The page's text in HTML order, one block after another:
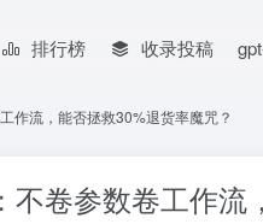
排行榜 收录投稿
作流，能否拯救30%退货率魔咒？
卷参数卷工作流